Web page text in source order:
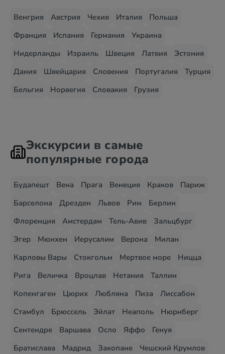
Венгрия Австрия Чехия Италия
Польша
Франция
Испания Германия
Украина
Нидерланды
Израиль Швеция Латвия
Эстония
Дания
Швейцария Словения Португалия
Турция
Бельгия
Норвегия Словакия Грузия
Экскурсии в самые
популярные города
Будапешт Вена Прага Венеция Краков
Париж
Барселона
Дрезден Львов Рим
Берлин
Флоренция
Амстердам Тель-Авив
Зальцбург
Эгер
Мюнхен Иерусалим Верона
Милан
Карловы Вары
Стокгольм Мертвое море
Ницца
Рига
Величка Вроцлав Нетания
Таллин
Копенгаген
Цюрих Любляна Пиза
Лиссабон
Стамбул
Брюссель Эйлат Неаполь
Нюрнберг
Сентендре
Варшава Осло Яффо
Генуя
Братислава
Мадрид Закопане
Чешский Крумлов